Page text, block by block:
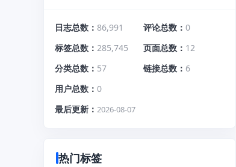
日志总数 86,991 评论总数
0
标签总数
285,745 页面总数
12
分类总数
57 链接总数
6
用户总数
0
最后更新
2026-08-07
热门标签